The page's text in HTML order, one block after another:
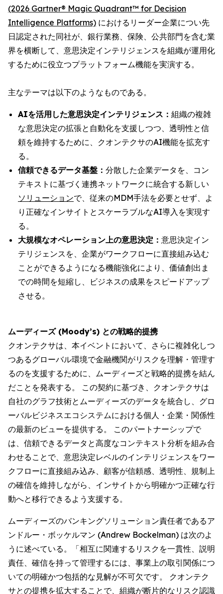
(2026 Gartner® Magic Quadrant™ for Decision
Intelligence Platforms) におけるリーダー企業につい先
日認定された同社が、銀行業務、保険、公共部門を含む業
界を横断して、意思決定インテリジェンスを組織が運用化
するために役立つプラットフォーム機能を実演する。
主なテーマは以下のようなものである。
AIを活用した意思決定インテリジェンス： 組織の複雑
な意思決定の拡張と自動化を支援しつつ、透明性と信
頼を維持するために、クオンテクサのAI機能を拡充す
る。
信頼できるデータ基盤： 分散した企業データを、コン
テキストに基づく連携ネットワークに統合する新しい
ソリューションで、従来のMDM手法を必要とせず、よ
り正確なインサイトとスケーラブルなAI導入を実現す
る。
大規模なオペレーション上の意思決定： 意思決定イン
テリジェンスを、企業がワークフローに直接組み込む
ことができるようになる機能強化により、価値創出ま
での時間を短縮し、ビジネスの成果をスピードアップ
させる。
ムーディーズ (Moody’s) との戦略的提携
クオンテクサは、本イベントにおいて、さらに複雑化しつ
つあるグローバル環境で金融機関がリスクを理解・管理す
るのを支援するために、ムーディーズと戦略的提携を結ん
だことを発表する。 この契約に基づき、クオンテクサは
自社のグラフ技術とムーディーズのデータを統合し、グロ
ーバルビジネスエコシステムにおける個人・企業・関係性
の最新のビューを提供する。 このパートナーシップで
は、信頼できるデータと高度なコンテキスト分析を組み合
わせることで、意思決定レベルのインテリジェンスをワー
クフローに直接組み込み、顧客が信頼感、透明性、規制上
の確信を維持しながら、インサイトから明確かつ正確な行
動へと移行できるよう支援する。
ムーディーズのバンキングソリューション責任者であるア
ンドルー・ボッケルマン (Andrew Bockelman) は次のよ
うに述べている。「相互に関連するリスクを一貫性、説明
責任、確信を持って管理するには、事業上の取引関係につ
いての明確かつ包括的な見解が不可欠です。 クオンテク
サとの提携を拡大することで、組織が断片的なリスク認識